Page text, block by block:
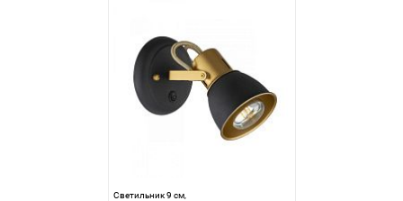
Светильник 9 см,